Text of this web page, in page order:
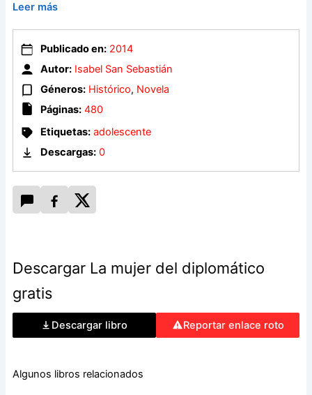
Leer más
Publicado en: 2014
Autor: Isabel San Sebastián
Géneros: Histórico, Novela
Páginas: 480
Etiquetas: adolescente
Descargas: 0
Descargar La mujer del diplomático
gratis
Descargar libro Reportar enlace roto
Algunos libros relacionados